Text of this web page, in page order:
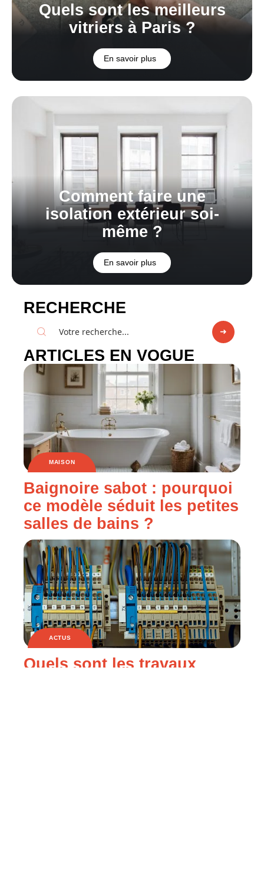
Quels sont les meilleurs
vitriers à Paris ?
En savoir plus
Comment faire une
isolation extérieur soi-
même ?
En savoir plus
RECHERCHE
ARTICLES EN VOGUE
MAISON
Baignoire sabot : pourquoi
ce modèle séduit les petites
salles de bains ?
ACTUS
Quels sont les travaux